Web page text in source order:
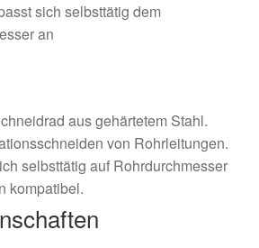
sich selbsttätig dem
an
aus gehärtetem Stahl.
von Rohrleitungen.
selbsttätig auf Rohrdurchmesser
kompatibel.